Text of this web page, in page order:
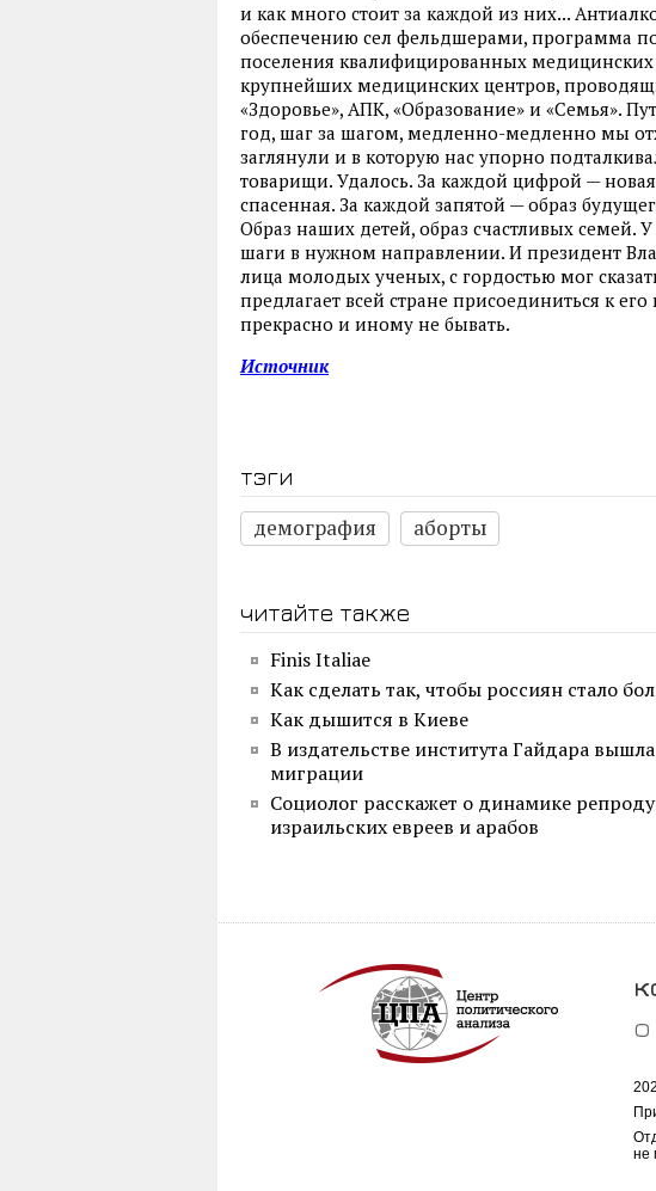
и как много стоит за каждой из них...
обеспечению сел фельдшерами, программа
поселения квалифицированных медицинских
крупнейших медицинских центров,
«Здоровье», АПК, «Образование» и «Семья».
год, шаг за шагом, медленно-медленно мы
заглянули и в которую нас упорно
товарищи. Удалось. За каждой цифрой —
спасенная. За каждой запятой — образ
Образ наших детей, образ счастливых семей.
шаги в нужном направлении. И президент
лица молодых ученых, с гордостью мог
предлагает всей стране присоединиться к
прекрасно и иному не бывать.
Источник
тэги
демография
аборты
читайте также
Finis Italiae
Как сделать так, чтобы россиян стало
Как дышится в Киеве
В издательстве института Гайдара
миграции
Социолог расскажет о динамике
израильских евреев и арабов
не